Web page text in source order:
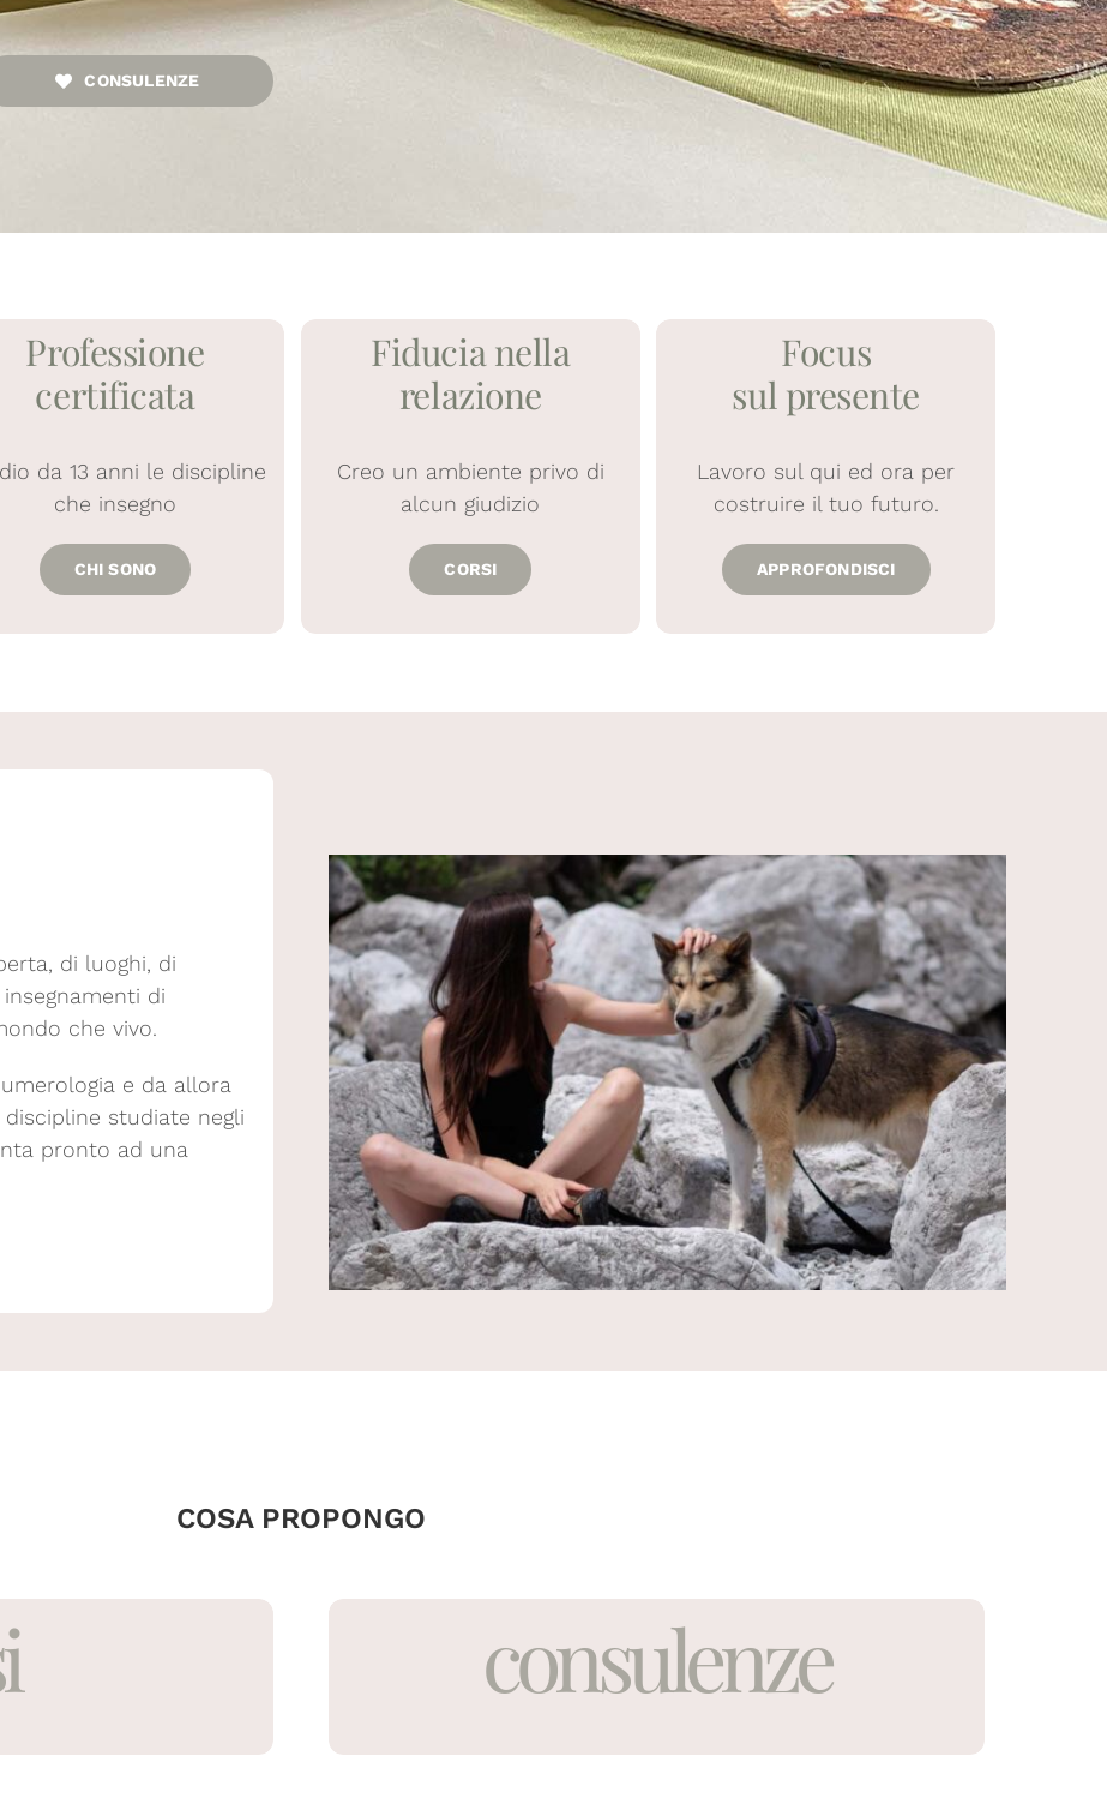
CONSULENZE
Professione
certificata
da 13 anni le discipline
che insegno
CHI SONO
Fiducia nella
relazione
Creo un ambiente privo di
alcun giudizio
CORSI
Focus
sul presente
Lavoro sul qui ed ora per
costruire il tuo futuro.
APPROFONDISCI
di luoghi, di
di
che vivo.
e da allora
studiate negli
pronto ad una
COSA PROPONGO
consulenze